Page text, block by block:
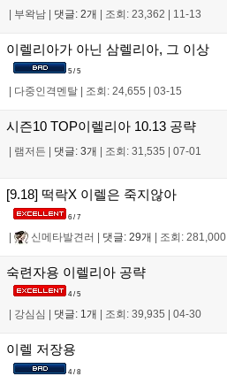
부왁남 댓글: 2개 조회: 23,362 11-13
이렐리아가 아닌 삼렐리아, 그 이상
5 / 5
다중인격멘탈 조회: 24,655 03-15
시즌10 TOP이렐리아 10.13 공략
램저든 댓글: 3개 조회: 31,535 07-01
[9.18] 떡락X 이렐은 죽지않아
6 / 7
| 신메타발견러 | 댓글: 29개 | 조회: 281,000
숙련자용 이렐리아 공략
4 / 5
강심심 댓글: 1개 조회: 39,935 04-30
이렐 저장용
4 / 8